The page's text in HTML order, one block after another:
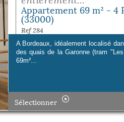
Appartement 69 m² - 4
(33000)
Ref 284
A Bordeaux, idéalement localisé
des quais de la Garonne (tram
69m²...
Sélectionner